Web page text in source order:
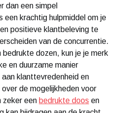
dan een simpel
een krachtig hulpmiddel om je
positieve klantbeleving te
van de concurrentie.
bedrukte dozen, kun je je merk
en duurzame manier
klanttevredenheid en
de mogelijkheden voor
zeker een bedrukte doos en